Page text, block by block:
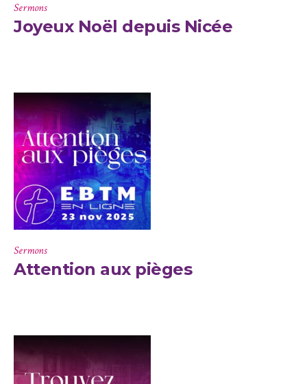
Sermons
Joyeux Noël depuis Nicée
Sermons
Attention aux pièges